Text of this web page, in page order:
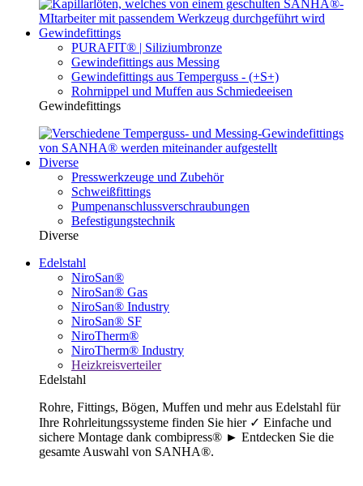
Gewindefittings
PURAFIT® | Siliziumbronze
Gewindefittings aus Messing
Gewindefittings aus Temperguss - (+S+)
Rohrnippel und Muffen aus Schmiedeeisen
Gewindefittings
Diverse
Presswerkzeuge und Zubehör
Schweißfittings
Pumpenanschlussverschraubungen
Befestigungstechnik
Diverse
Edelstahl
NiroSan®
NiroSan® Gas
NiroSan® Industry
NiroSan® SF
NiroTherm®
NiroTherm® Industry
Heizkreisverteiler
Edelstahl
Rohre, Fittings, Bögen, Muffen und mehr aus Edelstahl für
Ihre Rohrleitungssysteme finden Sie hier ✓ Einfache und
sichere Montage dank combipress® ► Entdecken Sie die
gesamte Auswahl von SANHA®.